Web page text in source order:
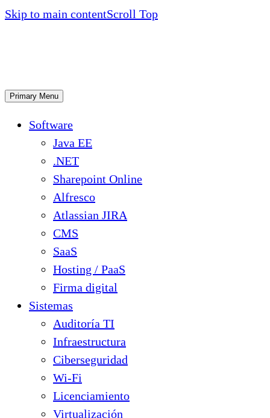
Skip to main contentScroll Top
Primary Menu
Software
Java EE
.NET
Sharepoint Online
Alfresco
Atlassian JIRA
CMS
SaaS
Hosting / PaaS
Firma digital
Sistemas
Auditoría TI
Infraestructura
Ciberseguridad
Wi-Fi
Licenciamiento
Virtualización